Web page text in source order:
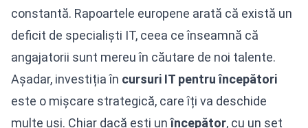
constantă. Rapoartele europene arată că există un
deficit de specialiști IT, ceea ce înseamnă că
angajatorii sunt mereu în căutare de noi talente.
Așadar, investiția în cursuri IT pentru începători
este o mișcare strategică, care îți va deschide
multe uși. Chiar dacă ești unîncepător, cu un set